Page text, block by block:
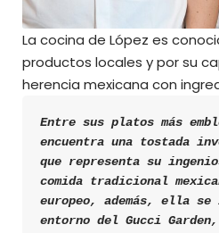
La cocina de López es
productos locales y por su
herencia mexicana con
Entre sus platos más
encuentra una tostada
que representa su
comida tradicional
europeo, además, ella
entorno del Gucci